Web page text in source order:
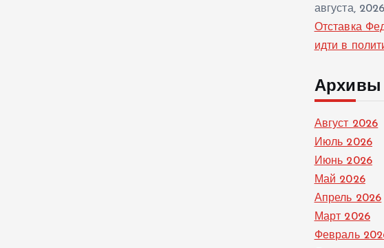
августа, 2026
Отставка
идти в
Архивы
Август 2026
Июль 2026
Июнь 2026
Май 2026
Апрель 2026
Март 2026
Февраль